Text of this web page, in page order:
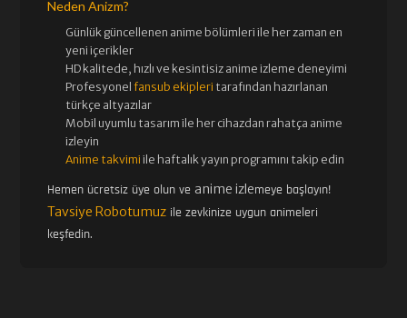
Neden Anizm?
Günlük güncellenen anime bölümleri ile her zaman en
yeni içerikler
HD kalitede, hızlı ve kesintisiz anime izleme deneyimi
Profesyonelfansub ekipleri tarafından hazırlanan
türkçe altyazılar
Mobil uyumlu tasarım ile her cihazdan rahatça anime
izleyin
Anime takvimi ile haftalık yayın programını takip edin
Hemen ücretsiz üye olun ve anime izlemeye başlayın!
Tavsiye Robotumuz ile zevkinize uygun animeleri
keşfedin.